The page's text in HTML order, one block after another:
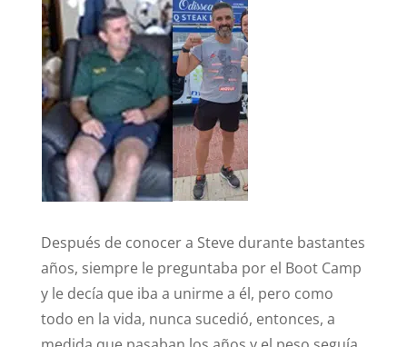
Después de conocer a Steve durante bastantes
años, siempre le preguntaba por el Boot Camp
y le decía que iba a unirme a él, pero como
todo en la vida, nunca sucedió, entonces, a